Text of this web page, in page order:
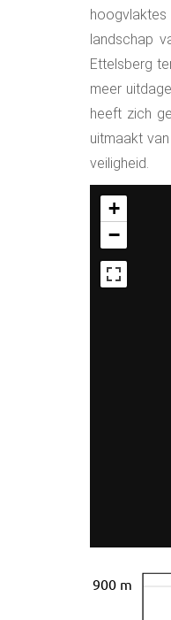
landschap
Ettelsberg
meer
heeft zich
uitmaakt
veiligheid.
+
−
900 m